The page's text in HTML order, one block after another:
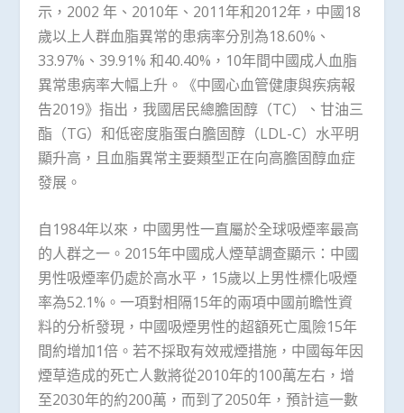
示，2002 年、2010年、2011年和2012年，中國18
歲以上人群血脂異常的患病率分別為18.60%、
33.97%、39.91% 和40.40%，10年間中國成人血脂
異常患病率大幅上升。《中國心血管健康與疾病報
告2019》指出，我國居民總膽固醇（TC）、甘油三
酯（TG）和低密度脂蛋白膽固醇（LDL-C）水平明
顯升高，且血脂異常主要類型正在向高膽固醇血症
發展。
自1984年以來，中國男性一直屬於全球吸煙率最高
的人群之一。2015年中國成人煙草調查顯示：中國
男性吸煙率仍處於高水平，15歲以上男性標化吸煙
率為52.1%。一項對相隔15年的兩項中國前瞻性資
料的分析發現，中國吸煙男性的超額死亡風險15年
間約增加1倍。若不採取有效戒煙措施，中國每年因
煙草造成的死亡人數將從2010年的100萬左右，增
至2030年的約200萬，而到了2050年，預計這一數